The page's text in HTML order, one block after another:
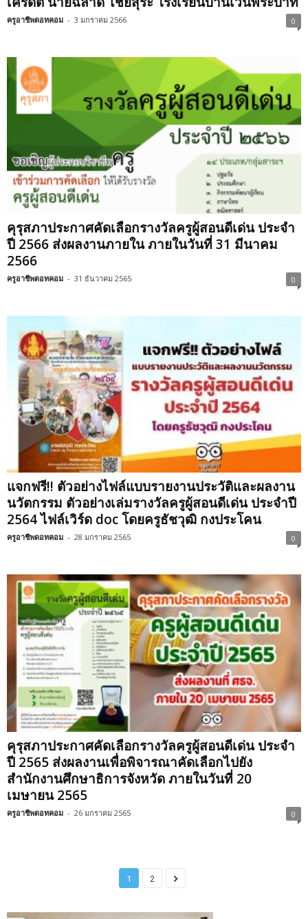
ครูอาชีพดอทคอม - 3 มกราคม 2566 0
คุรุสภาประกาศคัดเลือกรางวัลครูผู้สอนดีเด่น ประจำ
ปี 2566 ส่งผลงานภายใน ภายในวันที่ 31 มีนาคม
2566
ครูอาชีพดอทคอม - 31 ธันวาคม 2565 0
แจกฟรี!! ตัวอย่างไฟล์แบบรายงานประวัติและผลงาน
นวัตกรรม ตัวอย่างเล่มรางวัลครูผู้สอนดีเด่น ประจำปี
2564 ไฟล์เวิร์ด doc โดยครูธัชวุฒิ กงประโคน
ครูอาชีพดอทคอม - 28 มกราคม 2565 0
คุรุสภาประกาศคัดเลือกรางวัลครูผู้สอนดีเด่น ประจำ
ปี 2565 ส่งผลงานเพื่อพิจารณาคัดเลือกไปยัง
สำนักงานศึกษาธิการจังหวัด ภายในวันที่ 20
เมษายน 2565
ครูอาชีพดอทคอม - 26 มกราคม 2565 0
1 2